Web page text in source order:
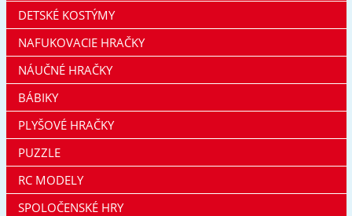
DETSKÉ KOSTÝMY
NAFUKOVACIE HRAČKY
NÁUČNÉ HRAČKY
BÁBIKY
PLYŠOVÉ HRAČKY
PUZZLE
RC MODELY
SPOLOČENSKÉ HRY